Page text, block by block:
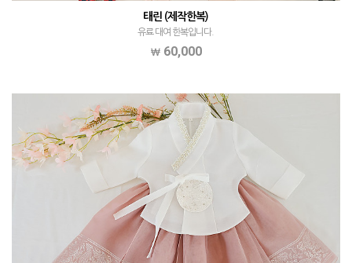
태린 (제작한복)
유료 대여 한복입니다.
60,000